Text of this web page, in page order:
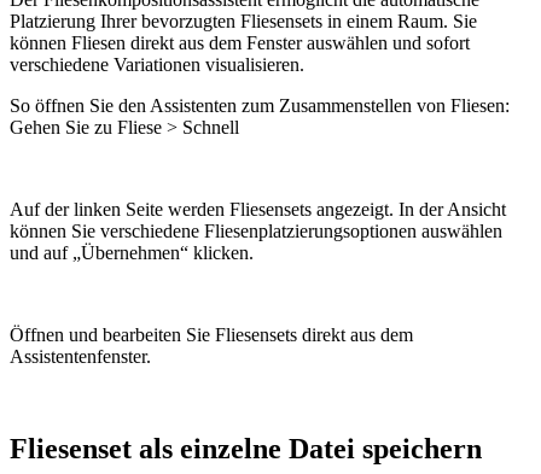
Platzierung Ihrer bevorzugten Fliesensets in einem Raum. Sie
können Fliesen direkt aus dem Fenster auswählen und sofort
verschiedene Variationen visualisieren.
So öffnen Sie den Assistenten zum Zusammenstellen von Fliesen:
Gehen Sie zu Fliese > Schnell
Auf der linken Seite werden Fliesensets angezeigt. In der Ansicht
können Sie verschiedene Fliesenplatzierungsoptionen auswählen
und auf „Übernehmen“ klicken.
Öffnen und bearbeiten Sie Fliesensets direkt aus dem
Assistentenfenster.
Fliesenset als einzelne Datei speichern